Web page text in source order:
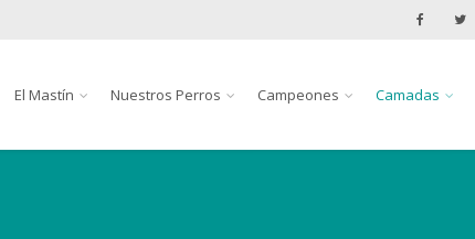
El Mastín Nuestros Perros Campeones Camadas